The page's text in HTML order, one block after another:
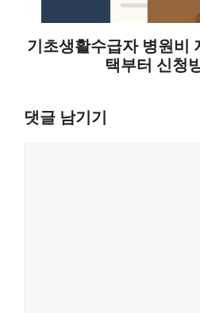
기초생활수급자 병원비
택부터 신청
댓글 남기기